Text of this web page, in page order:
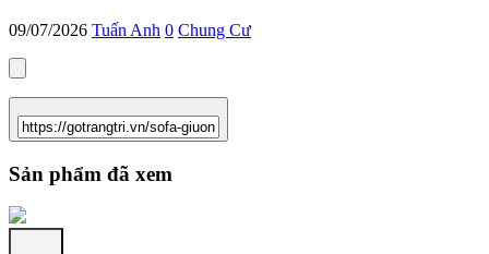
09/07/2026 Tuấn Anh 0 Chung Cư
Sản phẩm đã xem